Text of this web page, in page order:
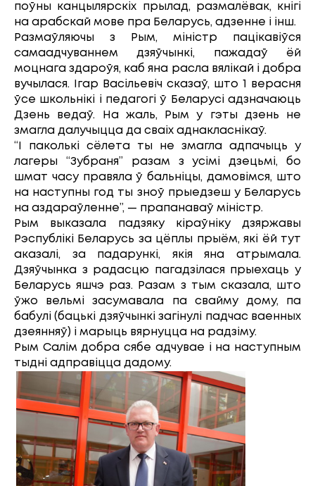
поўны канцылярскіх прылад, размалёвак, кнігі
на арабскай мове пра Беларусь, адзенне і інш.
Размаўляючы з Рым, міністр пацікавіўся
самаадчуваннем дзяўчынкі, пажадаў ёй
моцнага здароўя, каб яна расла вялікай і добра
вучылася. Ігар Васільевіч сказаў, што 1 верасня
ўсе школьнікі і педагогі ў Беларусі адзначаюць
Дзень ведаў. На жаль, Рым у гэты дзень не
змагла далучыцца да сваіх аднакласнікаў.
“І паколькі сёлета ты не змагла адпачыць у
лагеры “Зубраня” разам з усімі дзецьмі, бо
шмат часу правяла ў бальніцы, дамовімся, што
на наступны год ты зноў прыедзеш у Беларусь
на аздараўленне”, — прапанаваў міністр.
Рым выказала падзяку кіраўніку дзяржавы
Рэспублікі Беларусь за цёплы прыём, які ёй тут
аказалі, за падарункі, якія яна атрымала.
Дзяўчынка з радасцю пагадзілася прыехаць у
Беларусь яшчэ раз. Разам з тым сказала, што
ўжо вельмі засумавала па свайму дому, па
бабулі (бацькі дзяўчынкі загінулі падчас ваенных
дзеянняў) і марыць вярнуцца на радзіму.
Рым Салім добра сябе адчувае і на наступным
тыдні адправіцца дадому.